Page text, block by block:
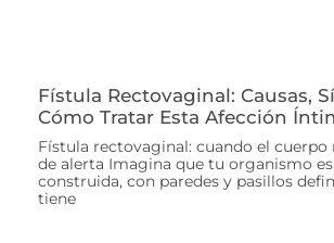
Fístula Rectovaginal: Causas,
Cómo Tratar Esta Afección
Fístula rectovaginal: cuando el cuerpo
de alerta Imagina que tu organismo
construida, con paredes y pasillos
tiene